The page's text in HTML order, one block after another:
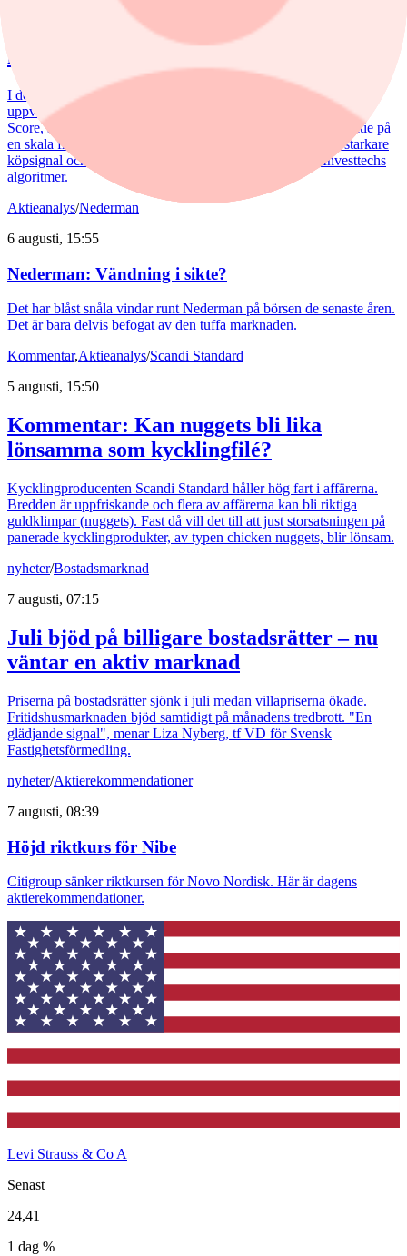
Analytikern: Tre köpvärda
investmentbolag
I den här artikeln lyfter vi fram de tre investmentbolag som i dag
uppvisar den starkaste tekniska bilden enligt vår nya Investtech
Score, som sammanfattar den tekniska bedömningen av en aktie på
en skala från –100 till +100, där högre värden indikerar en starkare
köpsignal och lägre värden en starkare säljsignal enligt Investtechs
algoritmer.
Aktieanalys/Nederman
6 augusti, 15:55
Nederman: Vändning i sikte?
Det har blåst snåla vindar runt Nederman på börsen de senaste åren.
Det är bara delvis befogat av den tuffa marknaden.
Kommentar,Aktieanalys/Scandi Standard
5 augusti, 15:50
Kommentar: Kan nuggets bli lika
lönsamma som kycklingfilé?
Kycklingproducenten Scandi Standard håller hög fart i affärerna.
Bredden är uppfriskande och flera av affärerna kan bli riktiga
guldklimpar (nuggets). Fast då vill det till att just storsatsningen på
panerade kycklingprodukter, av typen chicken nuggets, blir lönsam.
nyheter/Bostadsmarknad
7 augusti, 07:15
Juli bjöd på billigare bostadsrätter – nu
väntar en aktiv marknad
Priserna på bostadsrätter sjönk i juli medan villapriserna ökade.
Fritidshusmarknaden bjöd samtidigt på månadens tredbrott. "En
glädjande signal", menar Liza Nyberg, tf VD för Svensk
Fastighetsförmedling.
nyheter/Aktierekommendationer
7 augusti, 08:39
Höjd riktkurs för Nibe
Citigroup sänker riktkursen för Novo Nordisk. Här är dagens
aktierekommendationer.
Levi Strauss & Co A
Senast
24,41
1 dag %